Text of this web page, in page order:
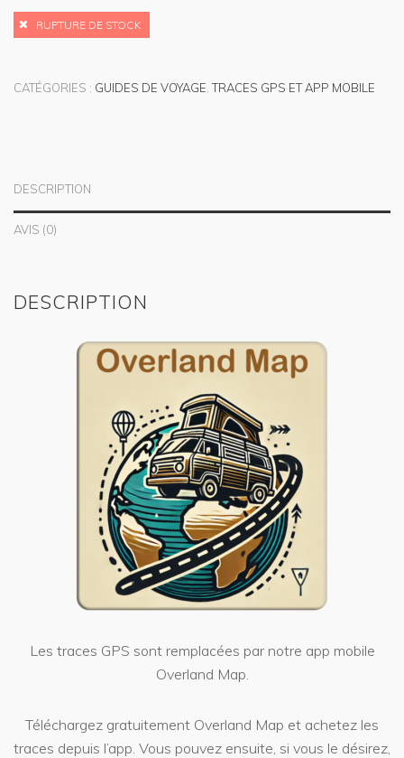
RUPTURE DE STOCK
CATÉGORIES : GUIDES DE VOYAGE ,TRACES GPS ET APP MOBILE
DESCRIPTION
AVIS (0)
DESCRIPTION
Les traces GPS sont remplacées par notre app mobile
Overland Map.
Téléchargez gratuitement Overland Map et achetez les
traces depuis l’app. Vous pouvez ensuite, si vous le désirez,